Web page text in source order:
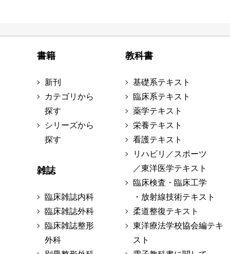
書籍
新刊
カテゴリから
探す
シリーズから
探す
雑誌
臨床雑誌内科
臨床雑誌外科
臨床雑誌整形
外科
教科書
基礎系テキスト
臨床系テキスト
薬学テキスト
栄養テキスト
看護テキスト
リハビリ／スポーツ
／東洋医学テキスト
臨床検査・臨床工学
・放射線技術テキスト
柔道整復テキスト
東洋療法学校協会編テキ
スト